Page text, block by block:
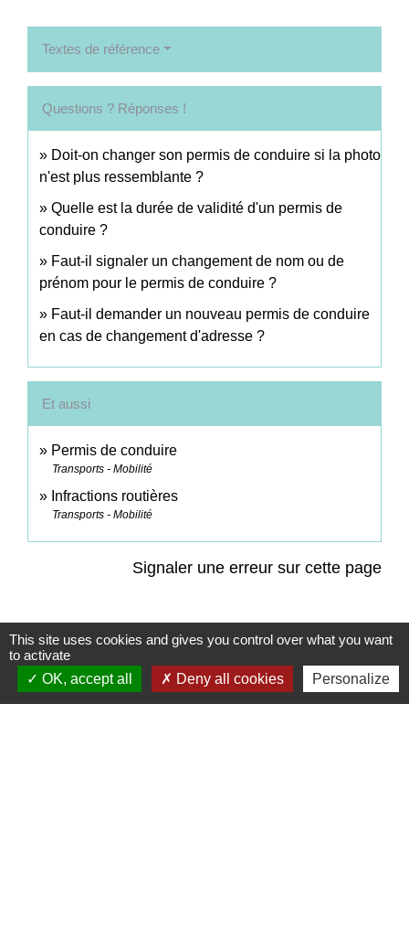
Textes de référence
Questions ? Réponses !
Doit-on changer son permis de conduire si la photo
n'est plus ressemblante ?
Quelle est la durée de validité d'un permis de
conduire ?
Faut-il signaler un changement de nom ou de
prénom pour le permis de conduire ?
Faut-il demander un nouveau permis de conduire
en cas de changement d'adresse ?
Et aussi
Permis de conduire
Transports - Mobilité
Infractions routières
Transports - Mobilité
Signaler une erreur sur cette page
Contacts
This site uses cookies and gives you control over what you want
to activate
OK, accept all
Deny all cookies Personalize